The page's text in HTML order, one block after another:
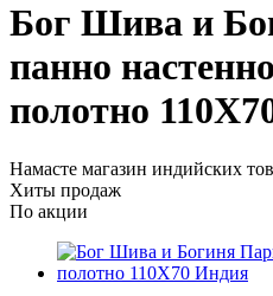
Бог Шива и
панно
полотно
Намасте магазин индийских
Хиты продаж
По акции